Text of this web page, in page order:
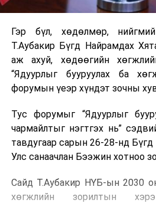
Гэр бүл, хөдөлмөр,
Т.Аубакир Бүгд Найрамдах
аж ахуй, хөдөөгийн
“Ядуурлыг бууруулах ба
форумын үеэр хүндэт зочны
Тус форумыг “Ядуурлыг
чармайлтыг нэгтгэх нь”
тавдугаар сарын 26-28-нд
Улс санаачлан Бээжин хотноо
Сайд Т.Аубакир НҮБ-ын 2030
хөгжлийн зорилтын